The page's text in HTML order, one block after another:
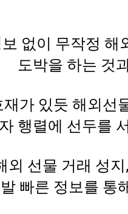
없이 무작정 해
도박을 하는 것
가 있듯 해외선
행렬에 선두를
외 선물 거래 성
빠른 정보를 통